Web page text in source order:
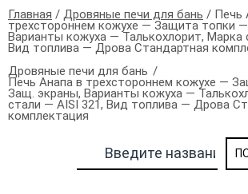
Главная / Дровяные печи для бань / Печь
трехстороннем кожухе — Защита топки
Варианты кожуха — Талькохлорит, Марка
Вид топлива — Дрова Стандартная
Дровяные печи для бань
Печь Анапа в трехстороннем кожухе —
Защ. экраны, Варианты кожуха —
стали — AISI 321, Вид топлива — Дрова
комплектация